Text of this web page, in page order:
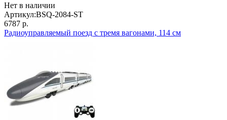
Нет в наличии
Артикул:BSQ-2084-ST
6787 р.
Радиоуправляемый поезд с тремя вагонами, 114 см